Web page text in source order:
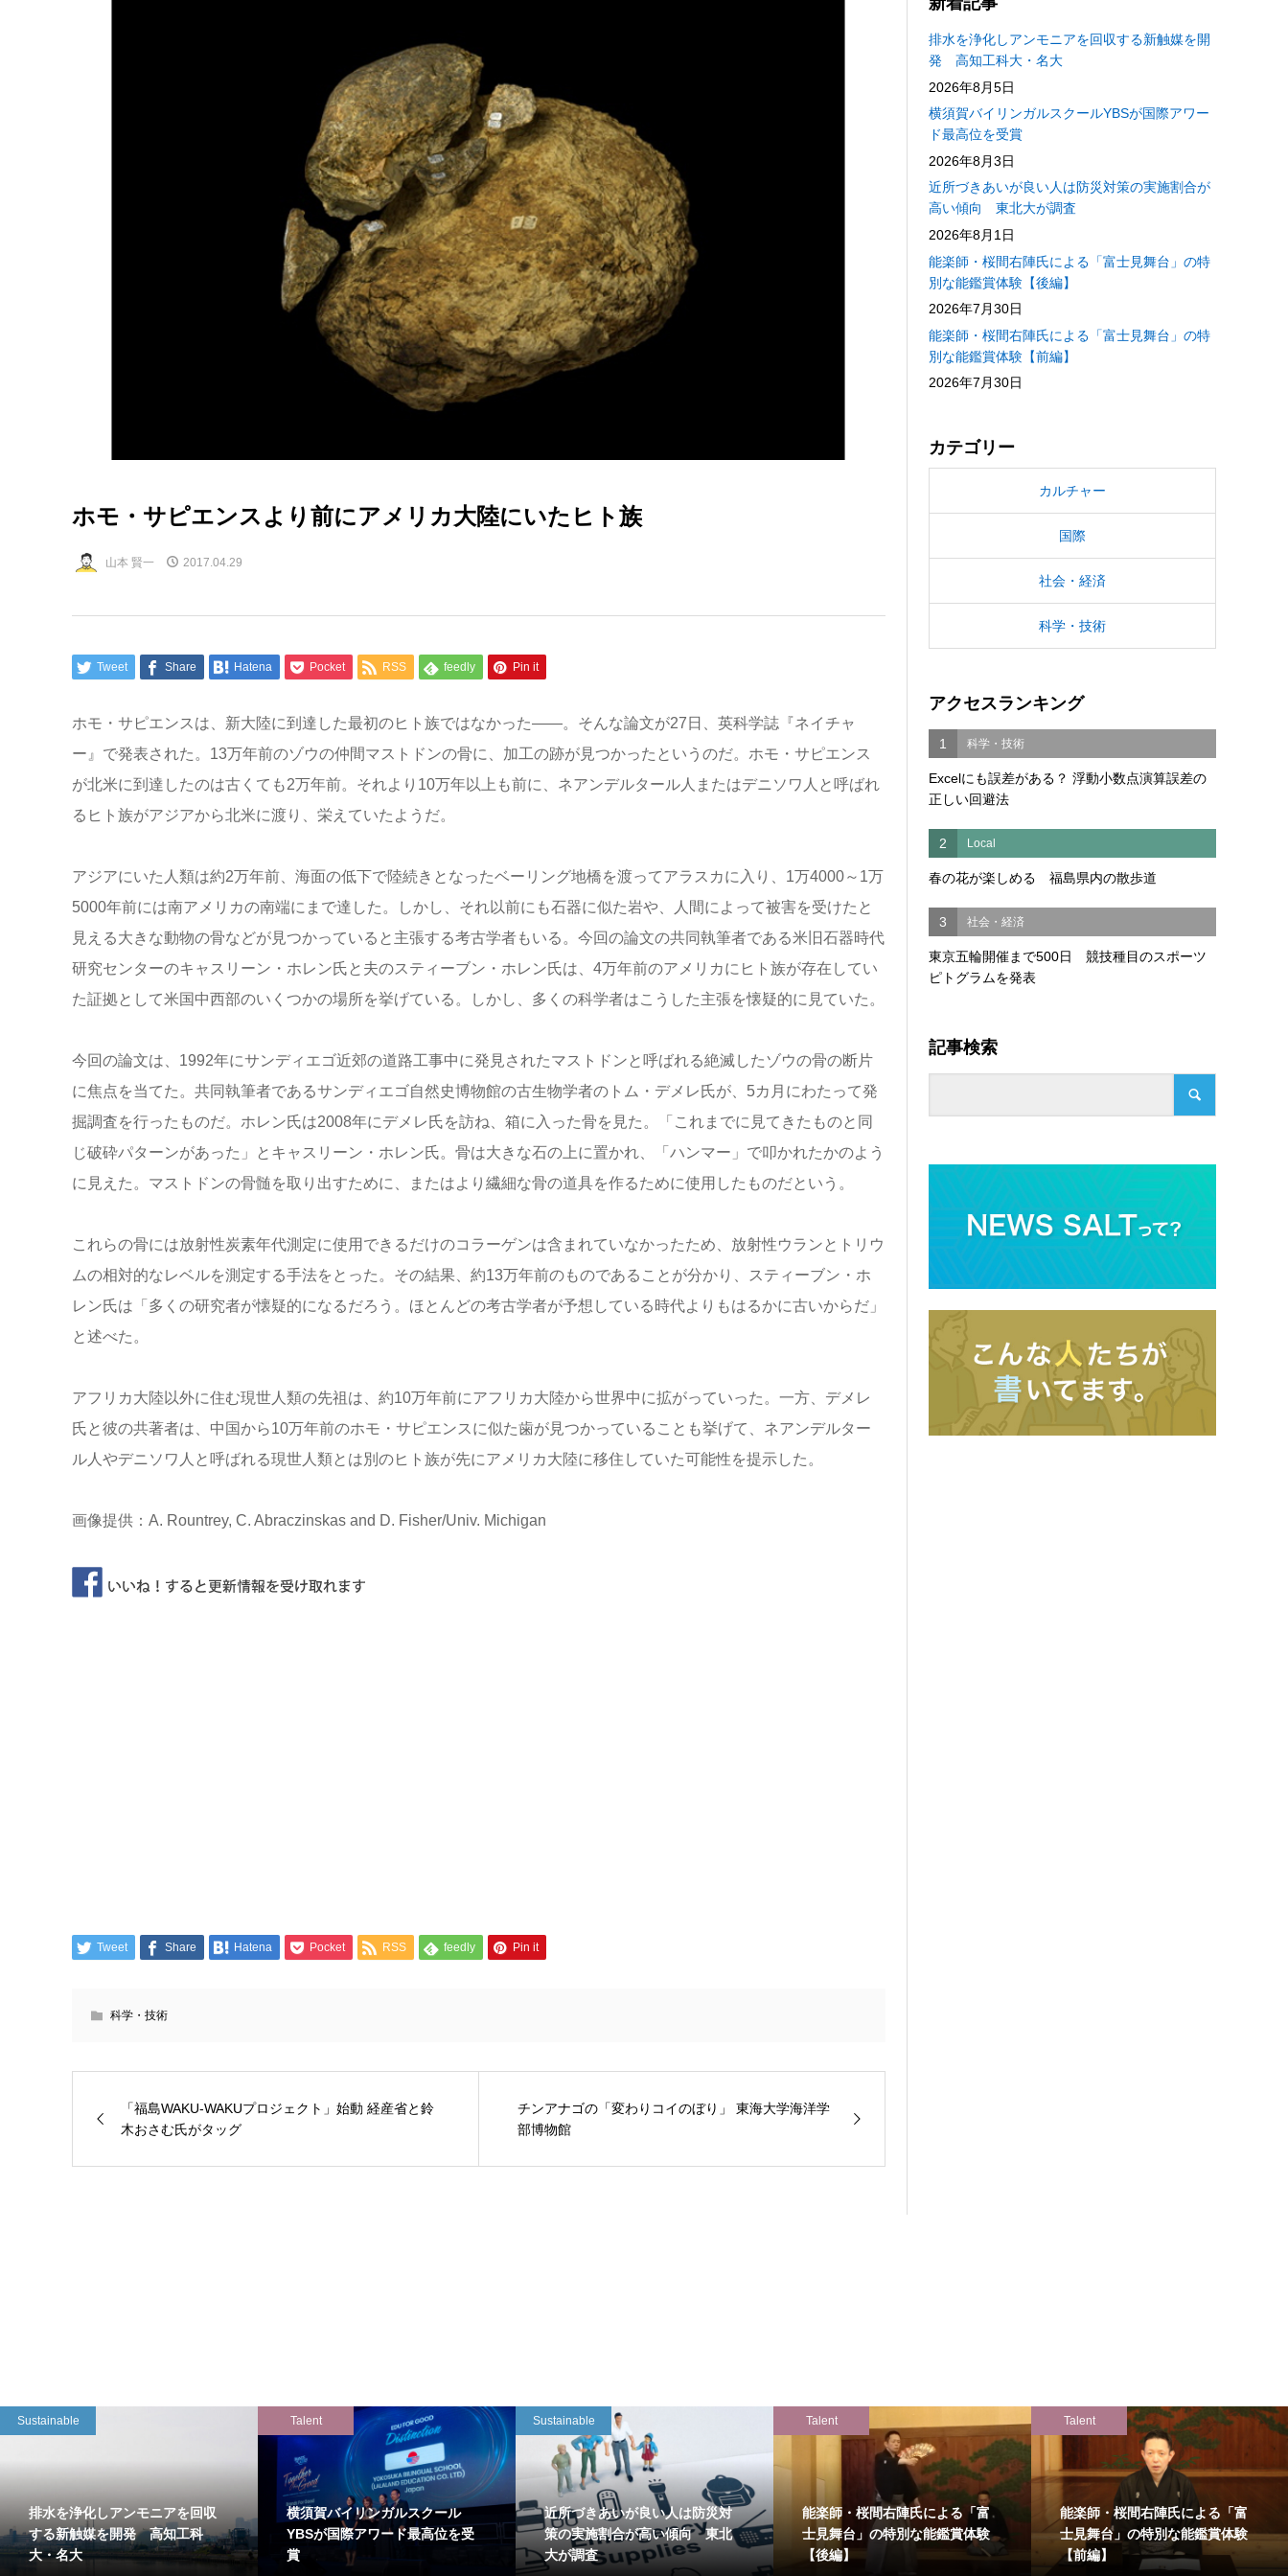
ホモ・サピエンスより前にアメリカ大陸にいたヒト族
山本 賢一 2017.04.29
Tweet Share Hatena Pocket RSS feedly Pin it
ホモ・サピエンスは、新大陸に到達した最初のヒト族ではなかった――。そんな論文が27日、英科学誌『ネイチャ
ー』で発表された。13万年前のゾウの仲間マストドンの骨に、加工の跡が見つかったというのだ。ホモ・サピエンス
が北米に到達したのは古くても2万年前。それより10万年以上も前に、ネアンデルタール人またはデニソワ人と呼ばれ
るヒト族がアジアから北米に渡り、栄えていたようだ。
アジアにいた人類は約2万年前、海面の低下で陸続きとなったベーリング地橋を渡ってアラスカに入り、1万4000～1万
5000年前には南アメリカの南端にまで達した。しかし、それ以前にも石器に似た岩や、人間によって被害を受けたと
見える大きな動物の骨などが見つかっていると主張する考古学者もいる。今回の論文の共同執筆者である米旧石器時代
研究センターのキャスリーン・ホレン氏と夫のスティーブン・ホレン氏は、4万年前のアメリカにヒト族が存在してい
た証拠として米国中西部のいくつかの場所を挙げている。しかし、多くの科学者はこうした主張を懐疑的に見ていた。
今回の論文は、1992年にサンディエゴ近郊の道路工事中に発見されたマストドンと呼ばれる絶滅したゾウの骨の断片
に焦点を当てた。共同執筆者であるサンディエゴ自然史博物館の古生物学者のトム・デメレ氏が、5カ月にわたって発
掘調査を行ったものだ。ホレン氏は2008年にデメレ氏を訪ね、箱に入った骨を見た。「これまでに見てきたものと同
じ破砕パターンがあった」とキャスリーン・ホレン氏。骨は大きな石の上に置かれ、「ハンマー」で叩かれたかのよう
に見えた。マストドンの骨髄を取り出すために、またはより繊細な骨の道具を作るために使用したものだという。
これらの骨には放射性炭素年代測定に使用できるだけのコラーゲンは含まれていなかったため、放射性ウランとトリウ
ムの相対的なレベルを測定する手法をとった。その結果、約13万年前のものであることが分かり、スティーブン・ホ
レン氏は「多くの研究者が懐疑的になるだろう。ほとんどの考古学者が予想している時代よりもはるかに古いからだ」
と述べた。
アフリカ大陸以外に住む現世人類の先祖は、約10万年前にアフリカ大陸から世界中に拡がっていった。一方、デメレ
氏と彼の共著者は、中国から10万年前のホモ・サピエンスに似た歯が見つかっていることも挙げて、ネアンデルター
ル人やデニソワ人と呼ばれる現世人類とは別のヒト族が先にアメリカ大陸に移住していた可能性を提示した。
画像提供：A. Rountrey, C. Abraczinskas and D. Fisher/Univ. Michigan
Tweet Share Hatena Pocket RSS feedly Pin it
科学・技術
「福島WAKU-WAKUプロジェクト」始動 経産省と鈴
木おさむ氏がタッグ
チンアナゴの「変わりコイのぼり」 東海大学海洋学
部博物館
排水を浄化しアンモニアを回収する新触媒を開
発 高知工科大・名大
2026年8月5日
横須賀バイリンガルスクールYBSが国際アワー
ド最高位を受賞
2026年8月3日
近所づきあいが良い人は防災対策の実施割合が
高い傾向 東北大が調査
2026年8月1日
能楽師・桜間右陣氏による「富士見舞台」の特
別な能鑑賞体験【後編】
2026年7月30日
能楽師・桜間右陣氏による「富士見舞台」の特
別な能鑑賞体験【前編】
2026年7月30日
カテゴリー
カルチャー
国際
社会・経済
科学・技術
アクセスランキング
1 科学・技術
Excelにも誤差がある？ 浮動小数点演算誤差の
正しい回避法
2 Local
春の花が楽しめる 福島県内の散歩道
3 社会・経済
東京五輪開催まで500日 競技種目のスポーツ
ピトグラムを発表
記事検索
Sustainable
排水を浄化しアンモニアを回収
する新触媒を開発 高知工科
大・名大
Talent
横須賀バイリンガルスクール
YBSが国際アワード最高位を受
賞
Sustainable
近所づきあいが良い人は防災対
策の実施割合が高い傾向 東北
大が調査
Talent
能楽師・桜間右陣氏による「富
士見舞台」の特別な能鑑賞体験
【後編】
Talent
能楽師・桜間右陣氏による「富
士見舞台」の特別な能鑑賞体験
【前編】